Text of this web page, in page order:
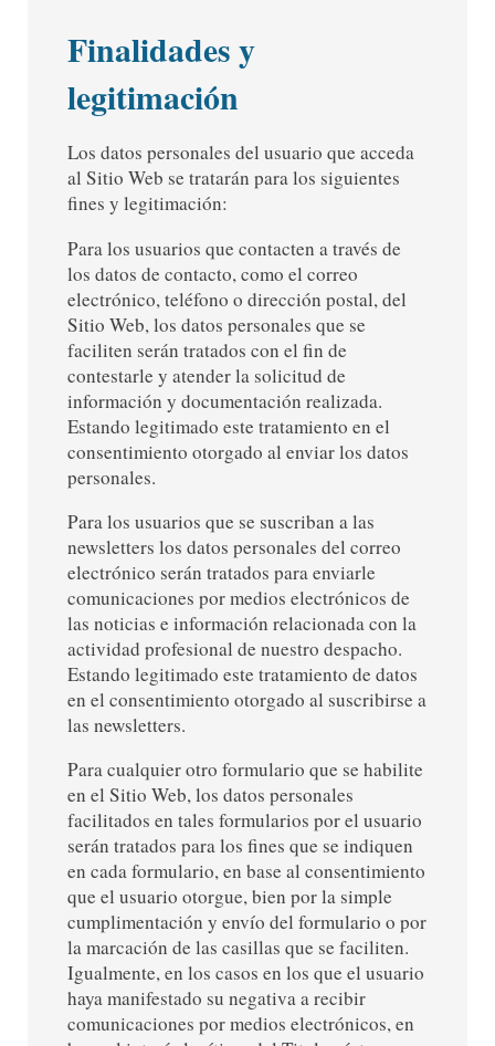
Finalidades y
legitimación
Los datos personales del usuario que acceda
al Sitio Web se tratarán para los siguientes
fines y legitimación:
Para los usuarios que contacten a través de
los datos de contacto, como el correo
electrónico, teléfono o dirección postal, del
Sitio Web, los datos personales que se
faciliten serán tratados con el fin de
contestarle y atender la solicitud de
información y documentación realizada.
Estando legitimado este tratamiento en el
consentimiento otorgado al enviar los datos
personales.
Para los usuarios que se suscriban a las
newsletters los datos personales del correo
electrónico serán tratados para enviarle
comunicaciones por medios electrónicos de
las noticias e información relacionada con la
actividad profesional de nuestro despacho.
Estando legitimado este tratamiento de datos
en el consentimiento otorgado al suscribirse a
las newsletters.
Para cualquier otro formulario que se habilite
en el Sitio Web, los datos personales
facilitados en tales formularios por el usuario
serán tratados para los fines que se indiquen
en cada formulario, en base al consentimiento
que el usuario otorgue, bien por la simple
cumplimentación y envío del formulario o por
la marcación de las casillas que se faciliten.
Igualmente, en los casos en los que el usuario
haya manifestado su negativa a recibir
comunicaciones por medios electrónicos, en